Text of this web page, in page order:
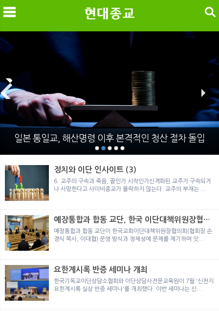
메
뉴 색
일본 통일교, 해산명령 이후 본격적인 청산 절차 돌입
정치와 이단 인사이트 (3)
6. 교주의 구속과 죽음, 끝인가 시작인가신격화된 교주가 구속되거
나 사망한다고 사이비종교가 몰락하지 않는다. 교주의 부재는 ...
예장통합과 합동 교단, 한국 이단대책위원장협의
회 탈퇴
예장통합과 합동 교단이 한국교회이단대책위원장협의회(협회장 손
경식 목사, 이대협) 운영 방식과 정체성에 문제를 제기하며 잇...
요한계시록 반증 세미나 개최
한국기독교이단상담소협회와 이단상담사전문교육원이 7월 '신천지
요한계시록 실상 반증 세미나'를 개최했다. 이번 세미나는 신...